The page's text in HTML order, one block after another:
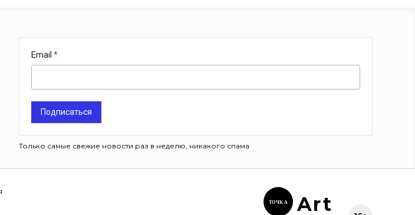
Email
Подписаться
Только самые свежие новости раз в неделю, никакого спама
ТОЧК А Art